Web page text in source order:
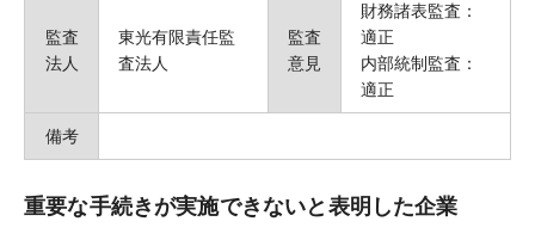
監査
法人
東光有限責任監
査法人
監査
意見
財務諸表監査：
適正
内部統制監査：
適正
備考
重要な手続きが実施できないと表明した企業